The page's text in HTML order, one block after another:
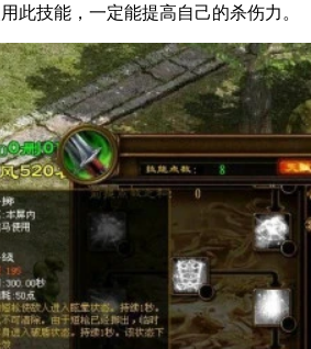
此技能，一定能提高自己的杀伤力。